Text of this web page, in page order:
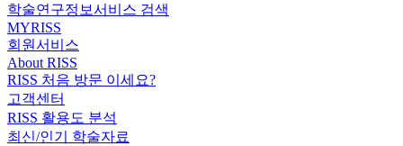
학술연구정보서비스 검색
MYRISS
회원서비스
About RISS
RISS 처음 방문 이세요?
고객센터
RISS 활용도 분석
최신/인기 학술자료